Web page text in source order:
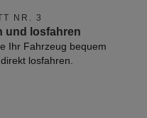
NR. 3
und losfahren
Ihr Fahrzeug bequem
losfahren.